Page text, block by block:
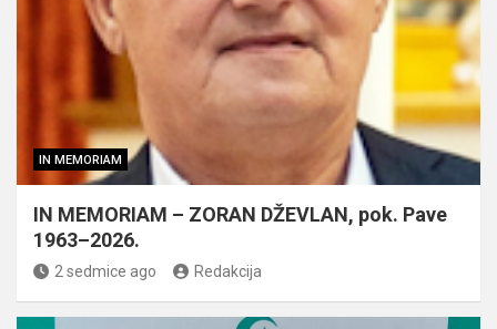
IN MEMORIAM
IN MEMORIAM – ZORAN DŽEVLAN, pok. Pave
1963–2026.
2 sedmice ago Redakcija